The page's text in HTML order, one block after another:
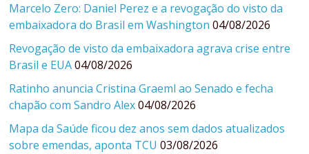
Marcelo Zero: Daniel Perez e a revogação do visto da
embaixadora do Brasil em Washington 04/08/2026
Revogação de visto da embaixadora agrava crise entre
Brasil e EUA 04/08/2026
Ratinho anuncia Cristina Graeml ao Senado e fecha
chapão com Sandro Alex 04/08/2026
Mapa da Saúde ficou dez anos sem dados atualizados
sobre emendas, aponta TCU 03/08/2026